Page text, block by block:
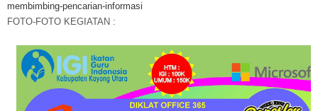
membimbing-pencarian-informasi
FOTO-FOTO KEGIATAN :